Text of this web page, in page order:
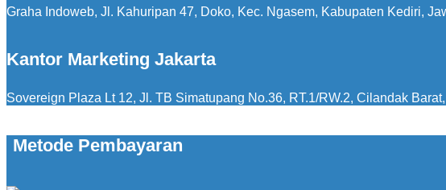
Graha Indoweb, Jl. Kahuripan 47, Doko, Kec. Ngasem, Kabupaten Kediri,
Kantor Marketing Jakarta
Sovereign Plaza Lt 12, Jl. TB Simatupang No.36, RT.1/RW.2, Cilandak
Metode Pembayaran